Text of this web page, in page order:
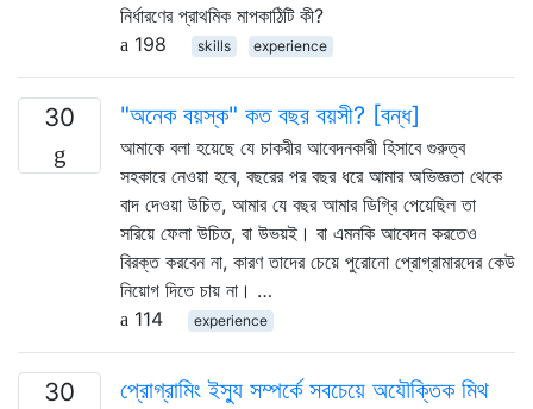
নির্ধারণের প্রাথমিক মাপকাঠিটি কী?
198
skills experience
30 "অনেক বয়স্ক" কত বছর বয়সী? [বন্ধ]
আমাকে বলা হয়েছে যে চাকরীর আবেদনকারী হিসাবে গুরুত্ব
সহকারে নেওয়া হবে, বছরের পর বছর ধরে আমার অভিজ্ঞতা থেকে
বাদ দেওয়া উচিত, আমার যে বছর আমার ডিগ্রি পেয়েছিল তা
সরিয়ে ফেলা উচিত, বা উভয়ই। বা এমনকি আবেদন করতেও
বিরক্ত করবেন না, কারণ তাদের চেয়ে পুরোনো প্রোগ্রামারদের কেউ
নিয়োগ দিতে চায় না। …
114
experience
30
প্রোগ্রামিং ইস্যু সম্পর্কে সবচেয়ে অযৌক্তিক মিথ